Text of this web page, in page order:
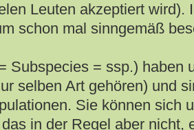
Leuten akzeptiert wird).
schon mal sinngemäß
Subspecies = ssp.) haben
selben Art gehören) und
Sie können sich
in der Regel aber nicht,